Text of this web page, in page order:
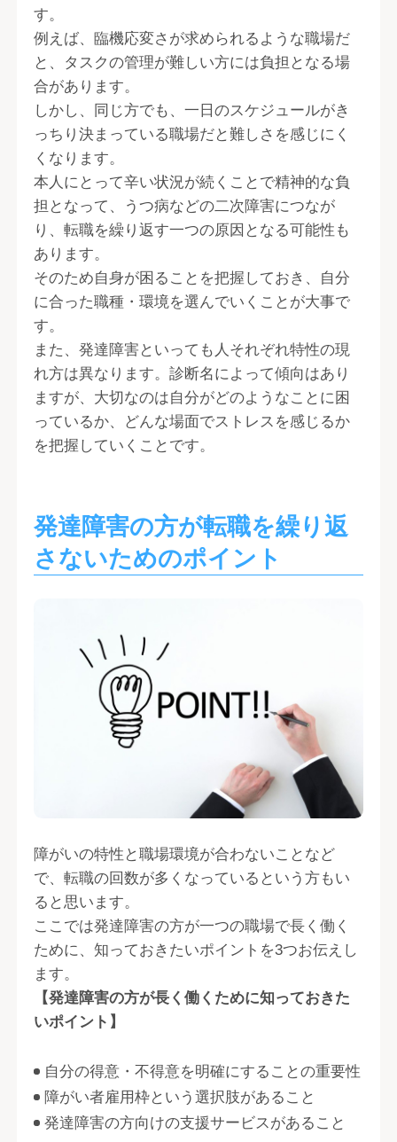
す。
例えば、臨機応変さが求められるような職場だ
と、タスクの管理が難しい方には負担となる場
合があります。
しかし、同じ方でも、一日のスケジュールがき
っちり決まっている職場だと難しさを感じにく
くなります。
本人にとって辛い状況が続くことで精神的な負
担となって、うつ病などの二次障害につなが
り、転職を繰り返す一つの原因となる可能性も
あります。
そのため自身が困ることを把握しておき、自分
に合った職種・環境を選んでいくことが大事で
す。
また、発達障害といっても人それぞれ特性の現
れ方は異なります。診断名によって傾向はあり
ますが、大切なのは自分がどのようなことに困
っているか、どんな場面でストレスを感じるか
を把握していくことです。
発達障害の方が転職を繰り返
さないためのポイント
障がいの特性と職場環境が合わないことなど
で、転職の回数が多くなっているという方もい
ると思います。
ここでは発達障害の方が一つの職場で長く働く
ために、知っておきたいポイントを3つお伝えし
ます。
【発達障害の方が長く働くために知っておきた
いポイント】
自分の得意・不得意を明確にすることの重要性
障がい者雇用枠という選択肢があること
発達障害の方向けの支援サービスがあること